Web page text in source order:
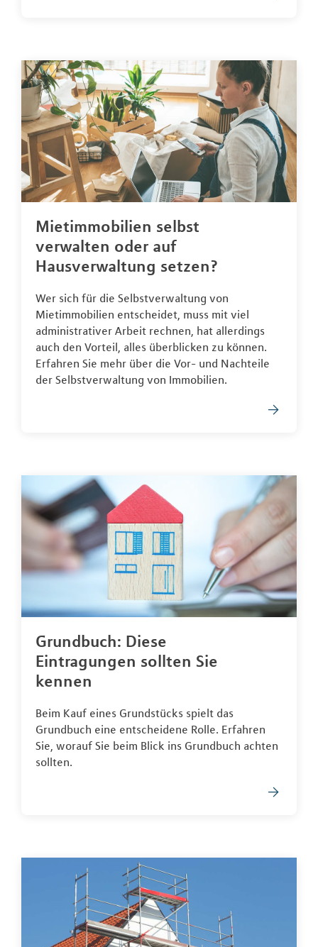
Mietimmobilien selbst
verwalten oder auf
Hausverwaltung setzen?
Wer sich für die Selbstverwaltung von
Mietimmobilien entscheidet, muss mit viel
administrativer Arbeit rechnen, hat allerdings
auch den Vorteil, alles überblicken zu können.
Erfahren Sie mehr über die Vor- und Nachteile
der Selbstverwaltung von Immobilien.
Grundbuch: Diese
Eintragungen sollten Sie
kennen
Beim Kauf eines Grundstücks spielt das
Grundbuch eine entscheidene Rolle. Erfahren
Sie, worauf Sie beim Blick ins Grundbuch achten
sollten.